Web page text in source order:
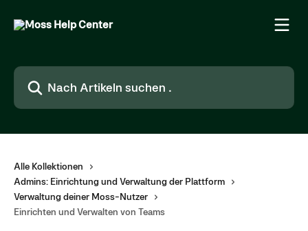
Nach Artikeln suchen …
Alle Kollektionen
Admins: Einrichtung und Verwaltung der Plattform
Verwaltung deiner Moss-Nutzer
Einrichten und Verwalten von Teams